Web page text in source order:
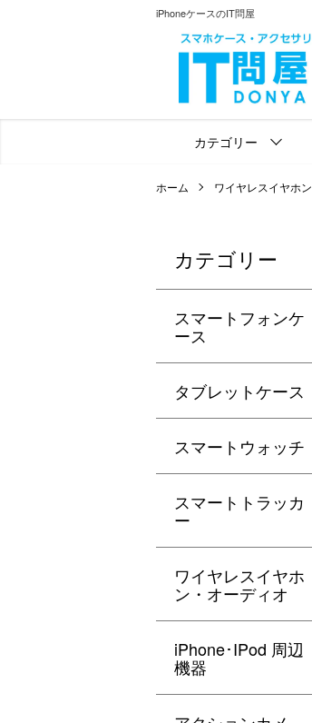
iPhoneケースのIT問屋
カテゴリー
ホーム ワイヤレスイヤホ
カテゴリー
スマートフォンケ
ース
タブレットケース
スマートウォッチ
スマートトラッカ
ー
ワイヤレスイヤホ
ン・オーディオ
iPhone･IPod 周辺
機器